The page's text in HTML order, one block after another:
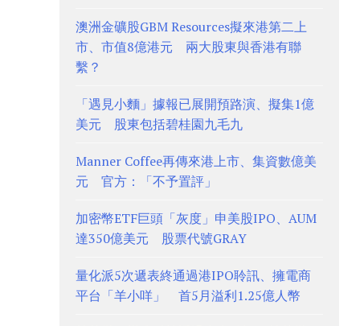
澳洲金礦股GBM Resources擬來港第二上
市、市值8億港元 兩大股東與香港有聯
繫？
「遇見小麵」據報已展開預路演、擬集1億
美元 股東包括碧桂園九毛九
Manner Coffee再傳來港上市、集資數億美
元 官方：「不予置評」
加密幣ETF巨頭「灰度」申美股IPO、AUM
達350億美元 股票代號GRAY
量化派5次遞表終通過港IPO聆訊、擁電商
平台「羊小咩」 首5月溢利1.25億人幣